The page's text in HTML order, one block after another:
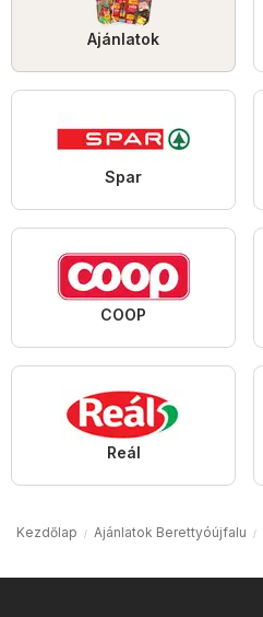
Ajánlatok
Spar
COOP
Reál
Kezdőlap Ajánlatok Berettyóújfalu